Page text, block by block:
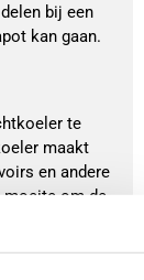
bij een
kan gaan.
te
maakt
en andere
om de